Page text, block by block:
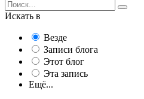
Искать в
Везде
Записи блога
Этот блог
Эта запись
Ещё...